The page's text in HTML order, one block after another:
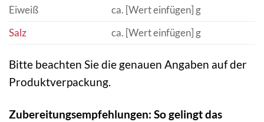
Eiweiß
ca. [Wert einfügen] g
Salz
ca. [Wert einfügen] g
Bitte beachten Sie die genauen Angaben auf der
Produktverpackung.
Zubereitungsempfehlungen: So gelingt das